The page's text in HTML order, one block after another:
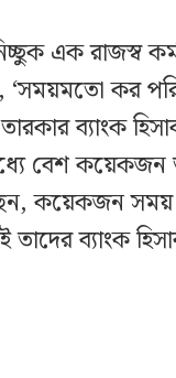
এক রাজস্ব
কর
ব্যাংক
বেশ কয়েকজন
কয়েকজন সময়
ব্যাংক